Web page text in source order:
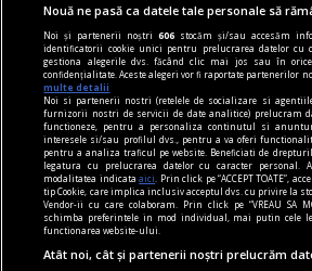
mobilierului, ci de modul în
elementele funcționează
o atmosferă echilibrată.
Nouă ne pasă ca datele tale personale să
Noi și partenerii noștri606 stocăm și/sau accesăm
identificatorii cookie unici pentru prelucrarea datelor cu
gestiona alegerile dvs. făcând clic mai jos sau în
confidențialitate. Aceste alegeri vor fi raportate partenerilor
multe detalii
Noi si partenerii nostri (retelele de socializare si
furnizorii nostri de servicii de date analitice) prelucram
functioneze, pentru a personaliza continutul si
interesele si/sau profilul dvs., pentru a va oferi
pentru a analiza traficul pe website. Beneficiati de
legatura cu prelucrarea datelor cu caracter personal.
modalitatea indicataaici
. Prin click pe “ACCEPT TOATE”,
tip Cookie, care implica inclusiv acceptul dvs. cu privire la
Vendor-ii cu care colaboram. Prin click pe “VREAU SA
schimba preferintele in mod individual, mai putin cele
functionarea website-ului.
Atât noi, cât și partenerii noștri prelucrăm